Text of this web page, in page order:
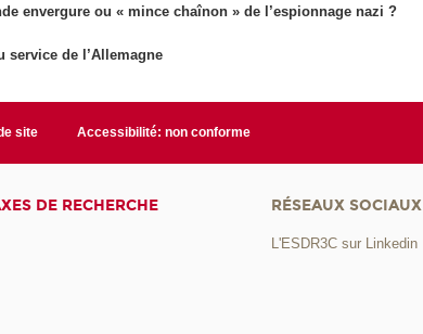
envergure ou « mince chaînon » de l’espionnage nazi ?
service de l’Allemagne
site Accessibilité: non conforme
DE RECHERCHE RÉSEAUX SOCIAUX
L'ESDR3C sur Linkedin